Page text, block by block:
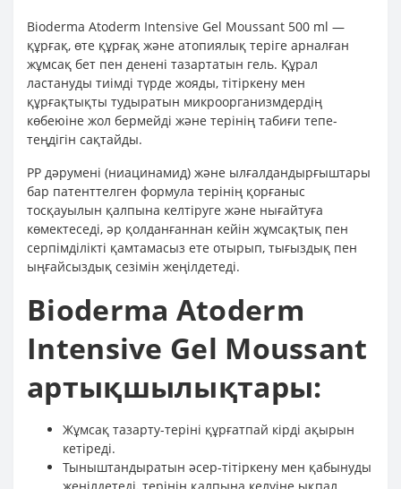
Bioderma Atoderm Intensive Gel Moussant 500 ml —
құрғақ, өте құрғақ және атопиялық теріге арналған
жұмсақ бет пен денені тазартатын гель. Құрал
ластануды тиімді түрде жояды, тітіркену мен
құрғақтықты тудыратын микроорганизмдердің
көбеюіне жол бермейді және терінің табиғи тепе-
теңдігін сақтайды.
PP дәрумені (ниацинамид) және ылғалдандырғыштары
бар патенттелген формула терінің қорғаныс
тосқауылын қалпына келтіруге және нығайтуға
көмектеседі, әр қолданғаннан кейін жұмсақтық пен
серпімділікті қамтамасыз ете отырып, тығыздық пен
ыңғайсыздық сезімін жеңілдетеді.
Bioderma Atoderm
Intensive Gel Moussant
артықшылықтары:
Жұмсақ тазарту-теріні құрғатпай кірді ақырын
кетіреді.
Тыныштандыратын әсер-тітіркену мен қабынуды